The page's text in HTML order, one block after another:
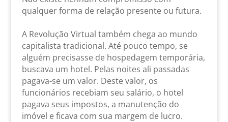
qualquer forma de relação presente ou futura.
A Revolução Virtual também chega ao mundo
capitalista tradicional. Até pouco tempo, se
alguém precisasse de hospedagem temporária,
buscava um hotel. Pelas noites ali passadas
pagava-se um valor. Deste valor, os
funcionários recebiam seu salário, o hotel
pagava seus impostos, a manutenção do
imóvel e ficava com sua margem de lucro.